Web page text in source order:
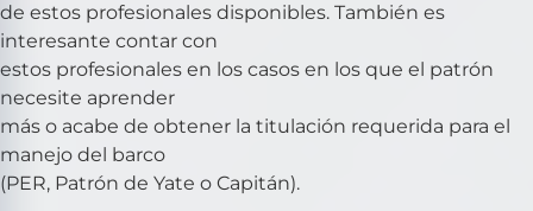
de estos profesionales disponibles. También es
interesante contar con
estos profesionales en los casos en los que el patrón
necesite aprender
más o acabe de obtener la titulación requerida para el
manejo del barco
(PER, Patrón de Yate o Capitán).